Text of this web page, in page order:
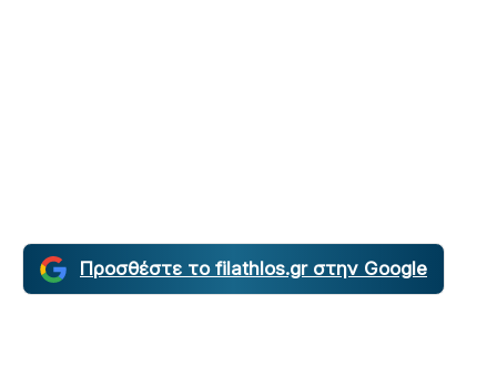
Προσθέστε το filathlos.gr στην Google